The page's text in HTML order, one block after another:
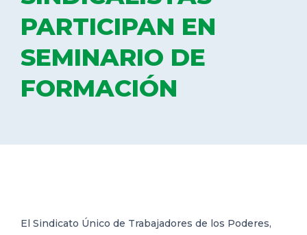
COMITÉ EJECUTIVO
COMISIÓN DE VIGILANCIA
SECCIONES
TRANSPARENCIA
PARTICIPAN EN
SEMINARIO DE
FORMACIÓN
El Sindicato Único de Trabajadores de los Poderes,